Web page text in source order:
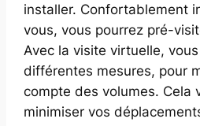
installer. Confortablement
vous, vous pourrez pré-
Avec la visite virtuelle,
différentes mesures, pour
compte des volumes. Cela
minimiser vos